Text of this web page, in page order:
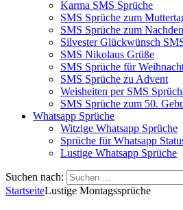
Karma SMS Sprüche
SMS Sprüche zum
SMS Sprüche zum
Silvester Glückwünsch
SMS Nikolaus Grüße
SMS Sprüche für
SMS Sprüche zu Advent
Weisheiten per SMS
SMS Sprüche zum 50.
Whatsapp Sprüche
Witzige Whatsapp Sprüche
Sprüche für Whatsapp
Lustige Whatsapp Sprüche
Suchen nach:
StartseiteLustige Montagssprüche